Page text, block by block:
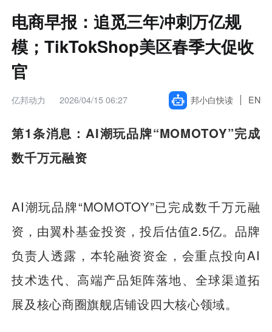
电商早报：追觅三年冲刺万亿规
模；TikTokShop美区春季大促收
官
亿邦动力 2026/04/15 06:27 邦小白快读 EN
第1条消息：AI潮玩品牌“MOMOTOY”完成
数千万元融资
AI潮玩品牌“MOMOTOY”已完成数千万元融
资，由翼朴基金投资，投后估值2.5亿。品牌
负责人透露，本轮融资资金，会重点投向AI
技术迭代、高端产品矩阵落地、全球渠道拓
展及核心商圈旗舰店铺设四大核心领域。